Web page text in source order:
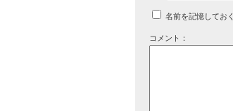
名前を記憶しておく
コメント：